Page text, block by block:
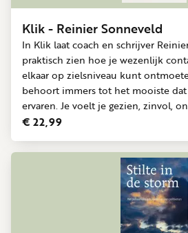
Klik - Reinier Sonneveld
In Klik laat coach en schrijver
praktisch zien hoe je wezenlijk
elkaar op zielsniveau kunt
behoort immers tot het mooiste
ervaren. Je voelt je gezien, zinvol,
groters. Toch blijven veel
boek is een praktisch en
menselijke verbinding: het KLIK-
handboek vol herkenbare verhalen
die je direct kunt toepassen.
€ 22,99